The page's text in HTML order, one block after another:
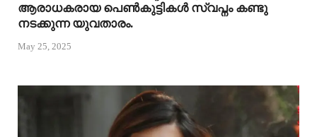
ആരാധകരായ പെൺകുട്ടികൾ സ്വപ്നം കണ്ടു
നടക്കുന്ന യുവതാരം.
May 25, 2025